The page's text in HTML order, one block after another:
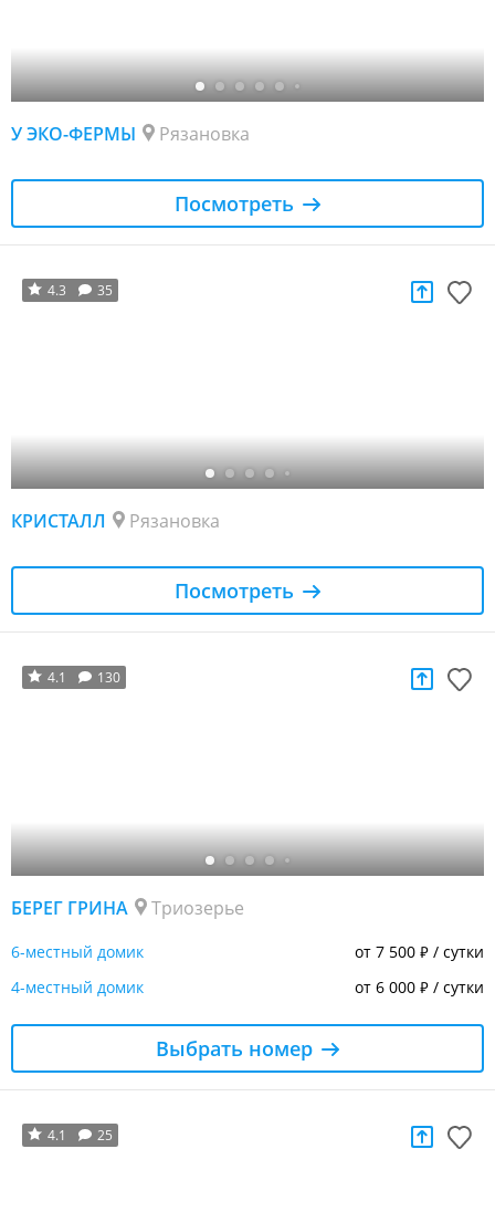
У ЭКО-ФЕРМЫ Рязановка
Посмотреть
4.3 35
КРИСТАЛЛ Рязановка
Посмотреть
4.1 130
БЕРЕГ ГРИНА Триозерье
6-местный домик от 7 500 ₽ / сутки
4-местный домик
от 6 000 ₽ / сутки
Выбрать номер
4.1 25